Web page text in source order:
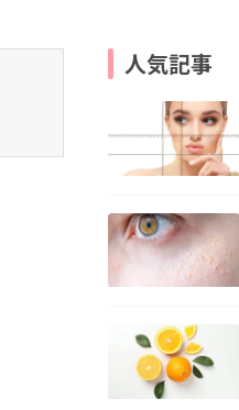
人気記事